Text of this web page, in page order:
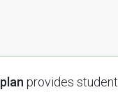
provides student health